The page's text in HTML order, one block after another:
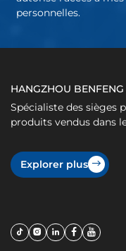
personnelles.
HANGZHOU BENFENG
Spécialiste des sièges
produits vendus dans
Explorer plus